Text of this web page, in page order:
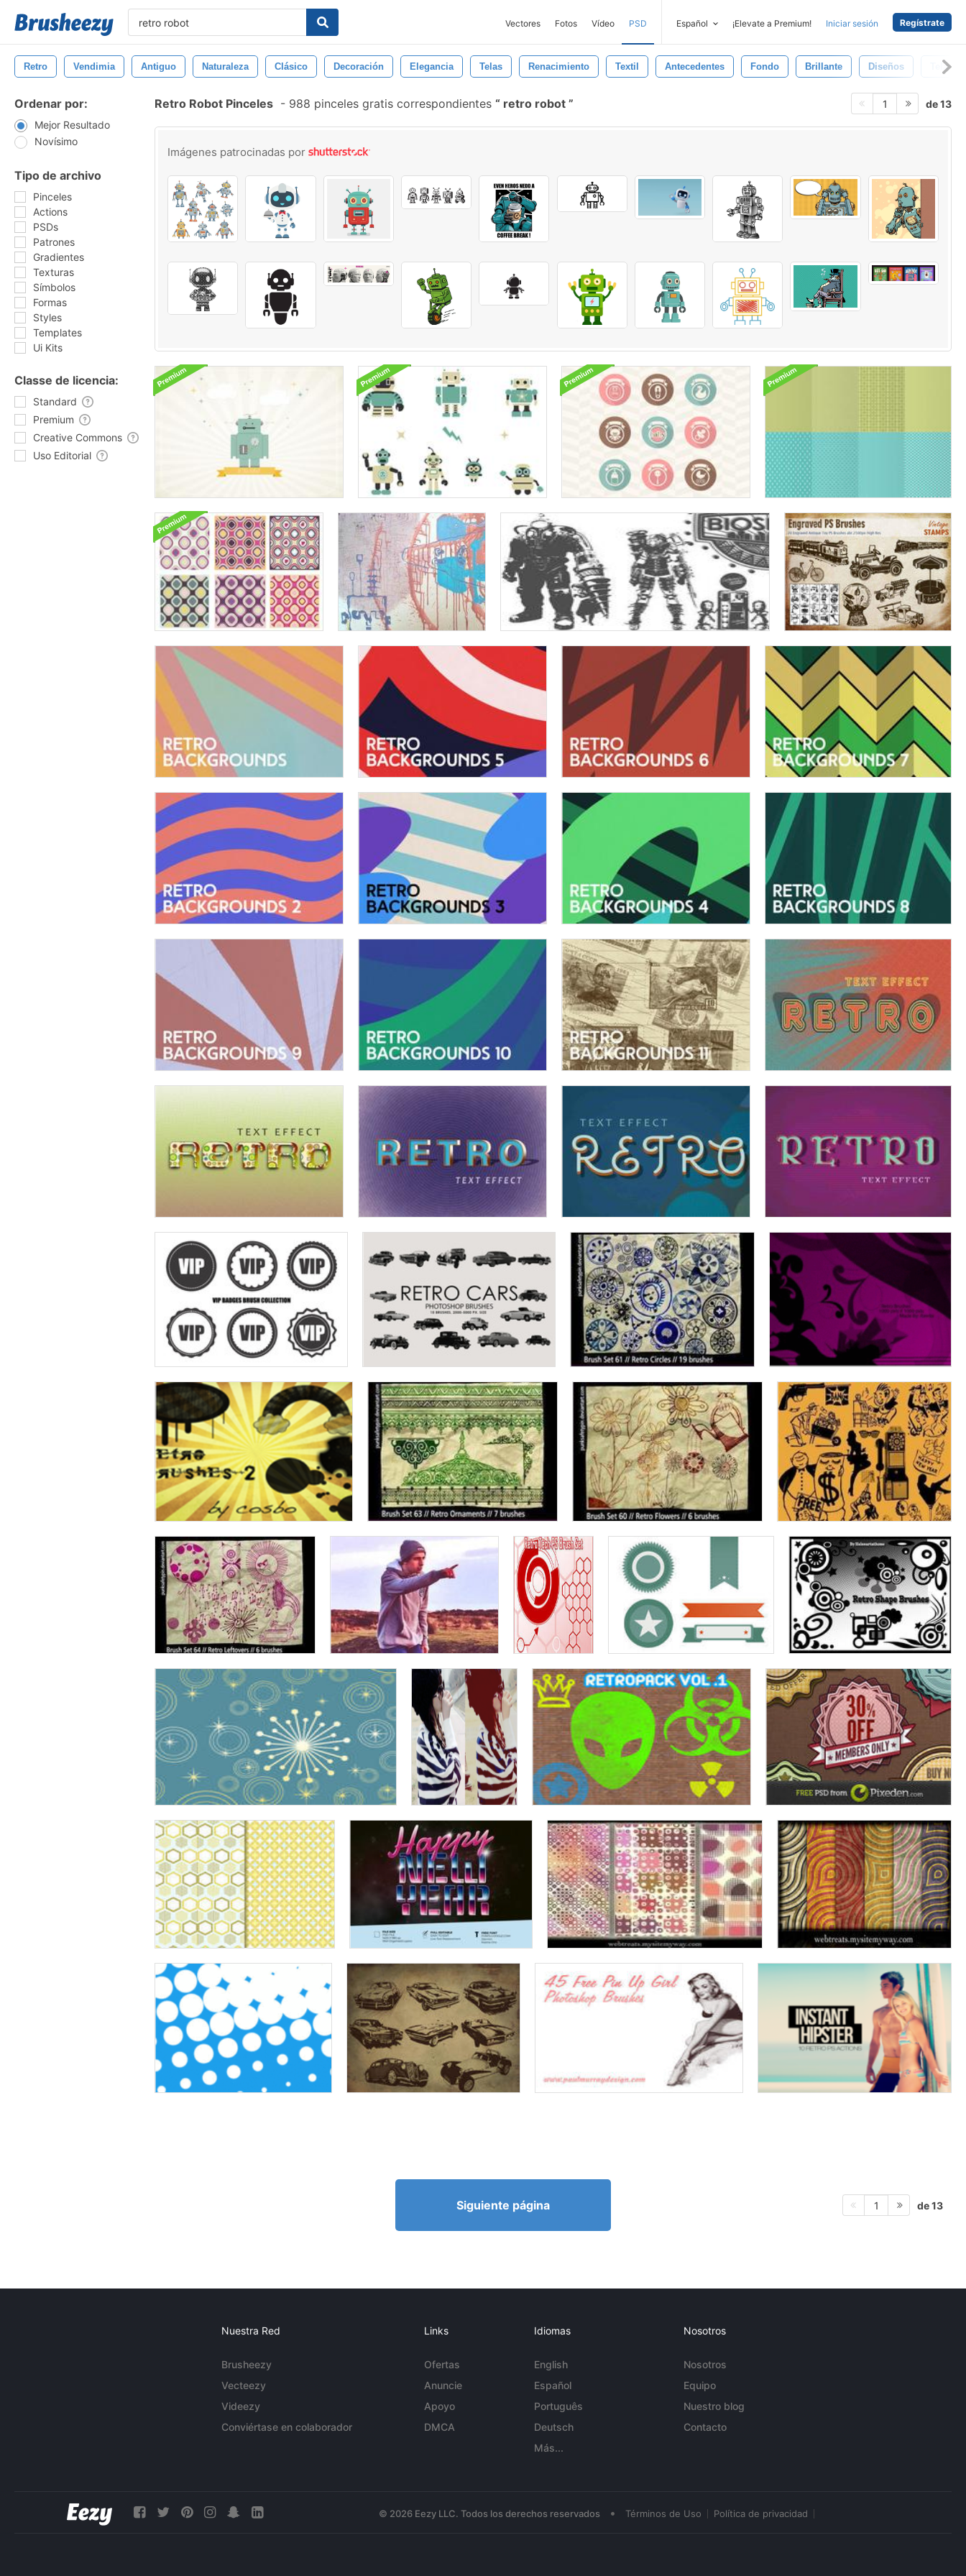
Vectores Fotos Vídeo PSD Español ¡Elevate a Premium! Iniciar sesión Regístrate
Retro Vendimia Antiguo Naturaleza Clásico Decoración Elegancia Telas Renacimiento Textil Antecedentes Fondo Brillante Diseños Tela
Ordenar por:
Mejor Resultado
Novísimo
Tipo de archivo
Pinceles
Actions
PSDs
Patrones
Gradientes
Texturas
Símbolos
Formas
Styles
Templates
Ui Kits
Classe de licencia:
Standard
Premium
Creative Commons
Uso Editorial
Retro Robot Pinceles - 988 pinceles gratis correspondientes retro robot 1 de 13
Imágenes patrocinadas por
Siguiente página 1 de 13
Nuestra Red
Brusheezy
Vecteezy
Videezy
Conviértase en colaborador
Links
Ofertas
Anuncie
Apoyo
DMCA
Idiomas
English
Español
Português
Deutsch
Más...
Nosotros
Nosotros
Equipo
Nuestro blog
Contacto
© 2026 Eezy LLC. Todos los derechos reservados • Términos de Uso Política de privacidad